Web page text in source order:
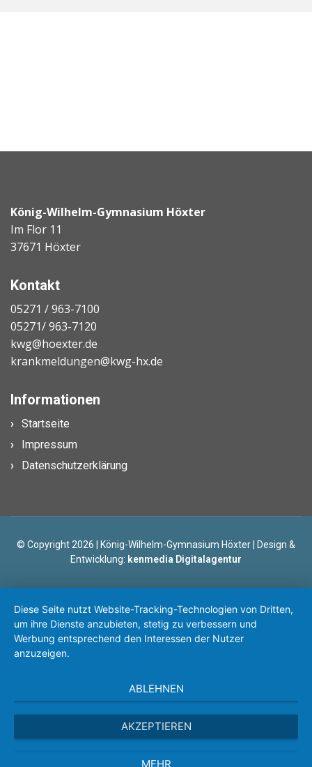
König-Wilhelm-Gymnasium Höxter
Im Flor 11
37671 Höxter
Kontakt
05271 / 963-7100
05271/ 963-7120
kwg@hoexter.de
krankmeldungen@kwg-hx.de
Informationen
Startseite
Impressum
Datenschutzerklärung
© Copyright 2026 | König-Wilhelm-Gymnasium Höxter | Design &
Entwicklung: kenmedia Digitalagentur
Diese Seite nutzt Website-Tracking-Technologien von Dritten,
um ihre Dienste anzubieten, stetig zu verbessern und
Werbung entsprechend den Interessen der Nutzer
anzuzeigen.
ABLEHNEN
AKZEPTIEREN
MEHR